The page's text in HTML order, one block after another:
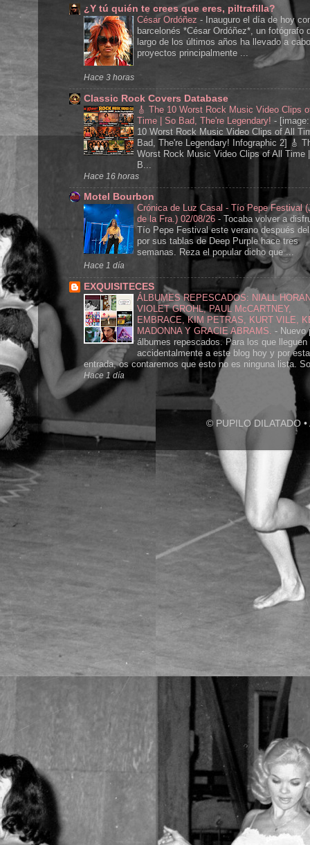
¿Y tú quién te crees que eres, piltrafilla?
César Ordóñez - Inauguro el día de hoy
barcelonés *César Ordóñez*, un fotógrafo
largo de los últimos años ha llevado a
proyectos principalmente ...
Hace 3 horas
Classic Rock Covers Database
🎸 The 10 Worst Rock Music Video Clips
Time | So Bad, The're Legendary! -
10 Worst Rock Music Video Clips of All
Bad, The're Legendary! Infographic 2] 🎸
Worst Rock Music Video Clips of All Time
B...
Hace 16 horas
Motel Bourbon
Crónica de Luz Casal - Tío Pepe Festival
de la Fra.) 02/08/26 - Tocaba volver a
Tío Pepe Festival este verano después
por sus tablas de Deep Purple hace tres
semanas. Reza el popular dicho que ...
Hace 1 día
EXQUISITECES
ÁLBUMES REPESCADOS: NIALL
VIOLET GROHL, PAUL McCARTNEY,
EMBRACE, KIM PETRAS, KURT VILE,
MADONNA Y GRACIE ABRAMS. - Nuevo
álbumes repescados. Para los que lleguen
accidentalmente a este blog hoy y por esta
entrada, os contaremos que esto no es ninguna lista.
Hace 1 día
© PUPILO DILATADO